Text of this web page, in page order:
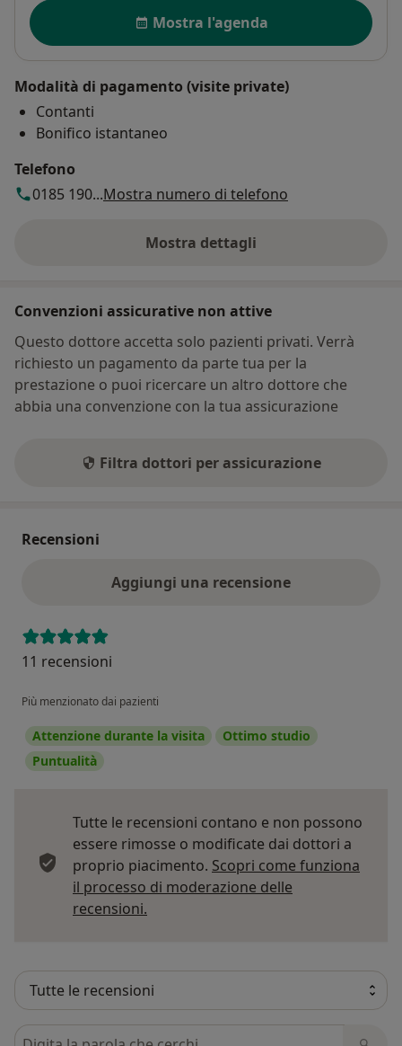
Disponibilità
Mostra l'agenda
Modalità di pagamento (visite private)
Contanti
Bonifico istantaneo
Telefono
0185 190...Mostra numero di telefono
Mostra dettagli
sull'indirizzo
Convenzioni assicurative non attive
Questo dottore accetta solo pazienti privati. Verrà
richiesto un pagamento da parte tua per la
prestazione o puoi ricercare un altro dottore che
abbia una convenzione con la tua assicurazione
Filtra dottori per assicurazione
Recensioni
Aggiungi una recensione
11 recensioni
Più menzionato dai pazienti
Attenzione durante la visita
Ottimo studio
Puntualità
Tutte le recensioni contano e non possono
essere rimosse o modificate dai dottori a
proprio piacimento. Scopri come funziona
il processo di moderazione delle
recensioni.
Cerca nelle recensioni